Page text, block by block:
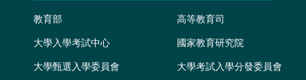
教育部 高等教育司
大學入學考試中心 國家教育研究院
大學甄選入學委員會 大學考試入學分發委員會